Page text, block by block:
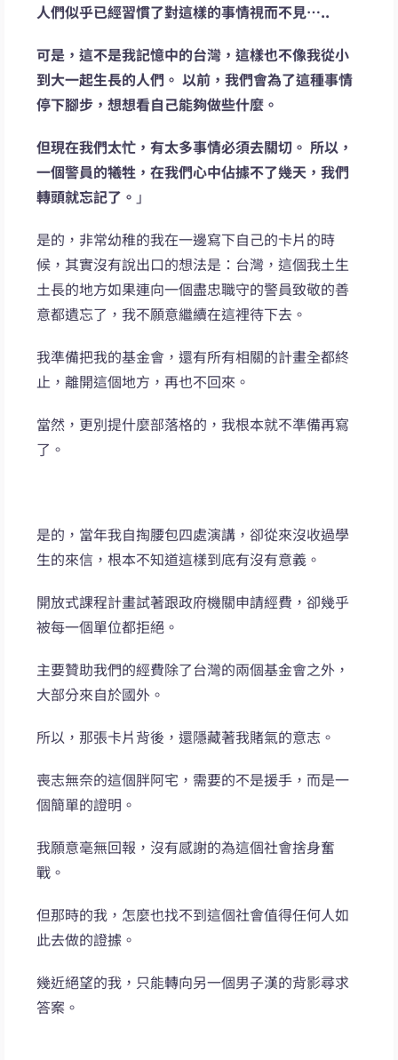
人們似乎已經習慣了對這樣的事情視而不見…..
可是，這不是我記憶中的台灣，這樣也不像我從小
到大一起生長的人們。 以前，我們會為了這種事情
停下腳步，想想看自己能夠做些什麼。
但現在我們太忙，有太多事情必須去關切。 所以，
一個警員的犧牲，在我們心中佔據不了幾天，我們
轉頭就忘記了。 」
是的，非常幼稚的我在一邊寫下自己的卡片的時
候，其實沒有說出口的想法是：台灣，這個我土生
土長的地方如果連向一個盡忠職守的警員致敬的善
意都遺忘了，我不願意繼續在這裡待下去。
我準備把我的基金會，還有所有相關的計畫全都終
止，離開這個地方，再也不回來。
當然，更別提什麼部落格的，我根本就不準備再寫
了。
是的，當年我自掏腰包四處演講，卻從來沒收過學
生的來信，根本不知道這樣到底有沒有意義。
開放式課程計畫試著跟政府機關申請經費，卻幾乎
被每一個單位都拒絕。
主要贊助我們的經費除了台灣的兩個基金會之外，
大部分來自於國外。
所以，那張卡片背後，還隱藏著我賭氣的意志。
喪志無奈的這個胖阿宅，需要的不是援手，而是一
個簡單的證明。
我願意毫無回報，沒有感謝的為這個社會捨身奮
戰。
但那時的我，怎麼也找不到這個社會值得任何人如
此去做的證據。
幾近絕望的我，只能轉向另一個男子漢的背影尋求
答案。